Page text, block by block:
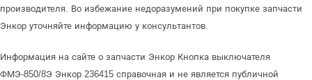
производителя. Во избежание недоразумений при покупке запчасти
Энкор уточняйте информацию у консультантов.
Информация на сайте о запчасти Энкор Кнопка выключателя
ФМЭ-850/8Э Энкор 236415 справочная и не является публичной